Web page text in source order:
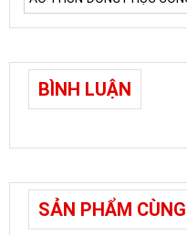
BÌNH LUẬN
SẢN PHẨM